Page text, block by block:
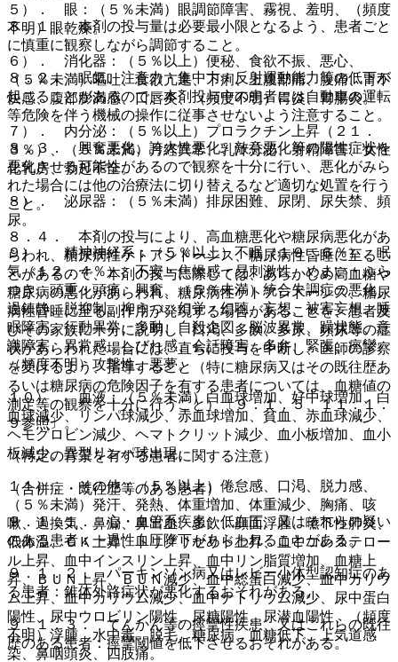
８．１． 本剤の投与量は必要最小限となるよう、患者ごと
に慎重に観察しながら調節すること。
８．２． 眠気、注意力・集中力・反射運動能力等の低下が
起こることがあるので、本剤投与中の患者には自動車の運転
等危険を伴う機械の操作に従事させないよう注意すること。
８．３． 興奮悪化、誇大性悪化、敵意悪化等の陽性症状を
悪化させる可能性があるので観察を十分に行い、悪化がみら
れた場合には他の治療法に切り替えるなど適切な処置を行う
こと。
８．４． 本剤の投与により、高血糖悪化や糖尿病悪化があ
らわれ、糖尿病性ケトアシドーシス、糖尿病性昏睡に至るこ
とがあるので、本剤の投与に際しては、あらかじめ高血糖や
糖尿病の悪化があらわれ、糖尿病性ケトアシドーシス、糖尿
病性昏睡に至る副作用が発現する場合があることを、患者及
びその家族に十分に説明し、口渇、多飲、多尿、頻尿等の症
状があらわれた場合には、直ちに投与を中断し、医師の診察
を受けるよう、指導すること（特に糖尿病又はその既往歴あ
るいは糖尿病の危険因子を有する患者については、血糖値の
測定等の観察を十分に行うこと）〔９．１．５、１１．１．
９参照〕。
（特定の背景を有する患者に関する注意）
（合併症・既往歴等のある患者）
９．１．１． 心・血管系疾患、低血圧、又はそれらの疑い
のある患者：一過性血圧降下があらわれることがある。
９．１．２． パーキンソン病又はレビー小体型認知症のあ
る患者：錐体外路症状が悪化するおそれがある。
９．１．３． てんかん等の痙攣性疾患、又はこれらの既往
歴のある患者：痙攣閾値を低下させるおそれがある。
５）． 眼：（５％未満）眼調節障害、霧視、羞明、（頻度
不明）眼乾燥。
６）． 消化器：（５％以上）便秘、食欲不振、悪心、
（５％未満）嘔吐、食欲亢進、下痢、上腹部痛、腹痛、胃不
快感、腹部膨満感、口唇炎、（頻度不明）胃炎、胃腸炎。
７）． 内分泌：（５％以上）プロラクチン上昇（２１．
３％）、（５％未満）月経異常、乳汁分泌、射精障害、女性
化乳房、勃起不全。
８）． 泌尿器：（５％未満）排尿困難、尿閉、尿失禁、頻
尿。
９）． 精神神経系：（５％以上）不眠（１９．６％）、眠
気（１２．４％）、不安・焦燥感・易刺激性、めまい・ふら
つき、頭重・頭痛、興奮、（５％未満）統合失調症の悪化、
過鎮静、脱抑制、抑うつ、幻覚・幻聴、妄想、被害妄想、睡
眠障害、行動異常、多動、自殺企図、脳波異常、躁状態、意
識障害、異常感、しびれ感、会話障害、多弁、緊張、痙攣、
（頻度不明）攻撃性、悪夢。
１０）． 血液：（５％未満）白血球増加、好中球増加、白
血球減少、リンパ球減少、赤血球増加、貧血、赤血球減少、
ヘモグロビン減少、ヘマトクリット減少、血小板増加、血小
板減少、異型リンパ球出現。
１１）． その他：（５％以上）倦怠感、口渇、脱力感、
（５％未満）発汗、発熱、体重増加、体重減少、胸痛、咳
嗽、過換気、鼻漏、鼻出血、多飲、顔面浮腫、嚥下性肺炎、
低体温、ＣＫ上昇、トリグリセリド上昇、血中コレステロー
ル上昇、血中インスリン上昇、血中リン脂質増加、血糖上
昇、ＢＵＮ上昇、ＢＵＮ減少、血中総蛋白減少、血中カリウ
ム上昇、血中カリウム減少、血中ナトリウム減少、尿中蛋白
陽性、尿中ウロビリン陽性、尿糖陽性、尿潜血陽性、（頻度
不明）浮腫、水中毒、脱毛、糖尿病、血糖低下、上気道感
染、鼻咽頭炎、四肢痛。